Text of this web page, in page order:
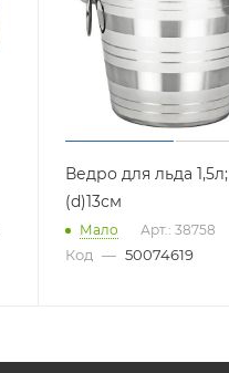
Ведро для льда 1,5л;
(d)13см
Мало Арт.: 38758
Код — 50074619